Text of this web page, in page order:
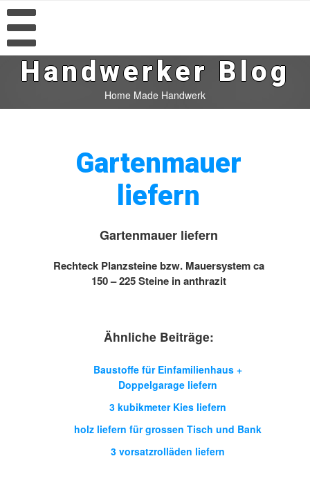
Handwerker Blog
Home Made Handwerk
Gartenmauer
liefern
Gartenmauer liefern
Rechteck Planzsteine bzw. Mauersystem ca
150 – 225 Steine in anthrazit
Ähnliche Beiträge:
Baustoffe für Einfamilienhaus +
Doppelgarage liefern
3 kubikmeter Kies liefern
holz liefern für grossen Tisch und Bank
3 vorsatzrolläden liefern